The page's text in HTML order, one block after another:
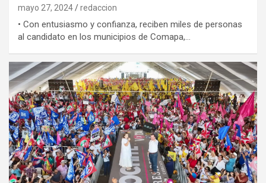
mayo 27, 2024 redaccion
• Con entusiasmo y confianza, reciben miles de personas
al candidato en los municipios de Comapa,…